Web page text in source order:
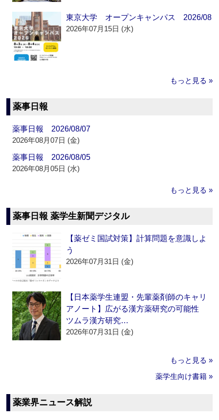
東京大学 オープンキャンパス 2026/08
2026年07月15日 (水)
もっと見る »
薬事日報
薬事日報 2026/08/07
2026年08月07日 (金)
薬事日報 2026/08/05
2026年08月05日 (水)
もっと見る »
薬事日報 薬学生新聞デジタル
【薬ゼミ国試対策】計算問題を意識しよ
う
2026年07月31日 (金)
【日本薬学生連盟・先輩薬剤師のキャリ
アノート】広がる漢方薬研究の可能性
ツムラ漢方研究…
2026年07月31日 (金)
もっと見る »
薬学生向け書籍 »
薬業界ニュース解説